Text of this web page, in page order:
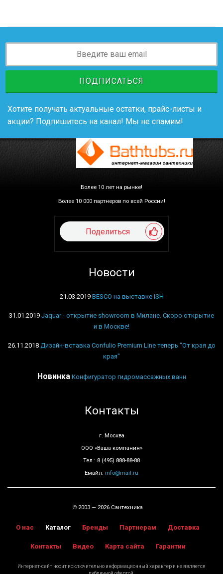
ПОДПИСАТЬСЯ
Хотите получать актуальные остатки, прайс-листы и
акции? Подпишитесь на канал! Мы не спамим!
Более 10 лет на рынке!
Более 10 000 партнеров по всей России!
Поделиться
Новости
21.03.2019 BESCO на выставке ISH
31.01.2019 Jaquar - открытие showroom в Милане. Скоро открытие
и в Москве!
26.11.2018 Дизайн-вставка Confulio Premium Line теперь "От края до
края"
Новинка Конфигуратор гидромассажных ванн
Контакты
г. Москва
ООО «Ваша компания»
Тел.: 8 (495) 888-88-88
Емайл: info@mail.ru
© 2003 — 2026 Сантехника
О нас Каталог Бренды Партнерам Доставка
Контакты Видео Карта сайта Гарантии
Интернет-сайт носит исключительно информационный характер и не является